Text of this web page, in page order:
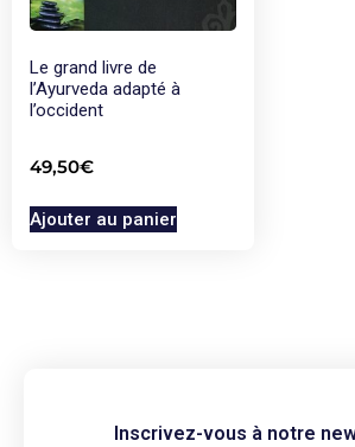
Le grand livre de
l’Ayurveda adapté à
l’occident
49,50€
Ajouter au panier
Inscrivez-vous à notre